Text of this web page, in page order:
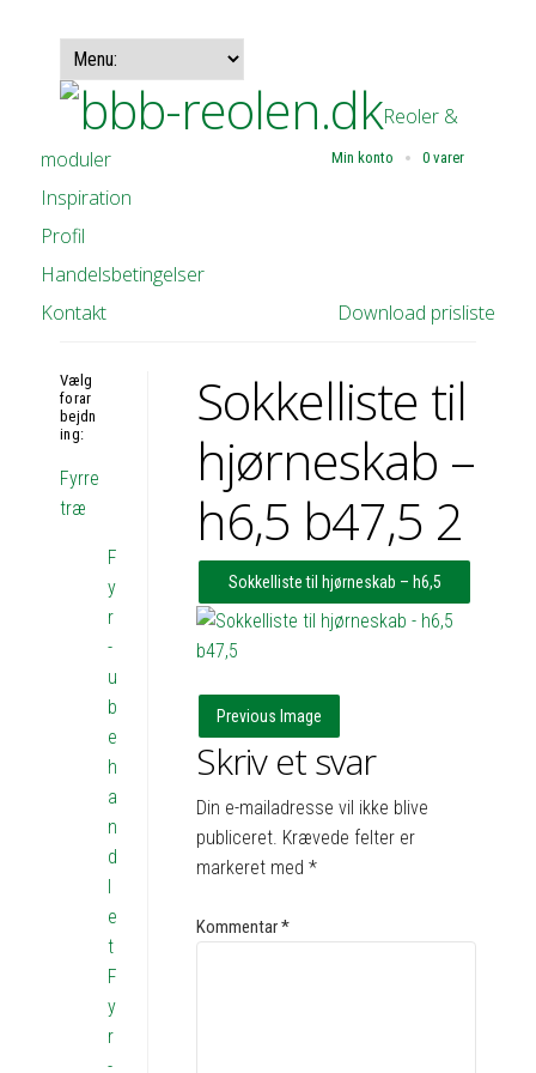
Min konto 0 varer
Reoler &
moduler
Inspiration
Profil
Handelsbetingelser
Download prisliste
Kontakt
Sokkelliste til
hjørneskab –
h6,5 b47,5 2
Sokkelliste til hjørneskab – h6,5
b47,5
Previous Image
Skriv et svar
Din e-mailadresse vil ikke blive
publiceret. Krævede felter er
markeret med*
Kommentar*
Vælg
forar
bejdn
ing:
Fyrre
træ
F
y
r
-
u
b
e
h
a
n
d
l
e
t
F
y
r
-